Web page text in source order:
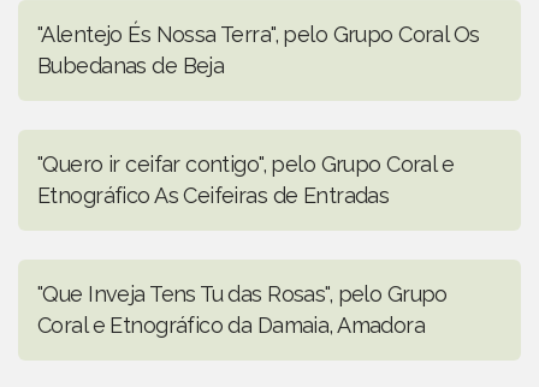
"Alentejo És Nossa Terra", pelo Grupo Coral Os
Bubedanas de Beja
"Quero ir ceifar contigo", pelo Grupo Coral e
Etnográfico As Ceifeiras de Entradas
"Que Inveja Tens Tu das Rosas", pelo Grupo
Coral e Etnográfico da Damaia, Amadora